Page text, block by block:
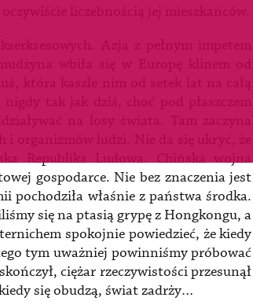
liczebnością jej mieszkańców.
Azja z pełnym impetem
wbiła się w Europę klinem od
która kaszle nim od setek lat na całą
tak jak dziś, choć pod płaszczem
na losy świata. Tam zaczyna
organizmów ludzi. Nie da się ukryć, że
Republika Ludowa. Chińska wojna
gospodarce. Nie bez znaczenia jest
pochodziła właśnie z państwa środka.
się na ptasią grypę z Hongkongu, a
spokojnie powiedzieć, że kiedy
tym uważniej powinniśmy próbować
ciężar rzeczywistości przesunął
się obudzą, świat zadrży…